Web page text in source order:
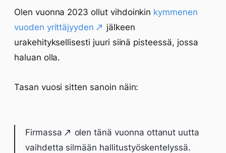
Olen vuonna 2023 ollut vihdoinkin kymmenen
vuoden yrittäjyyden
jälkeen
urakehityksellisesti juuri siinä pisteessä, jossa
haluan olla.
Tasan vuosi sitten sanoin näin:
Firmassa
olen tänä vuonna ottanut uutta
vaihdetta silmään hallitustyöskentelyssä.